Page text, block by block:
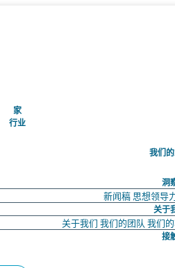
家(当前的)
行业
我们
洞
新闻稿 思想领导
关于
关于我们 我们的团队 我们
接